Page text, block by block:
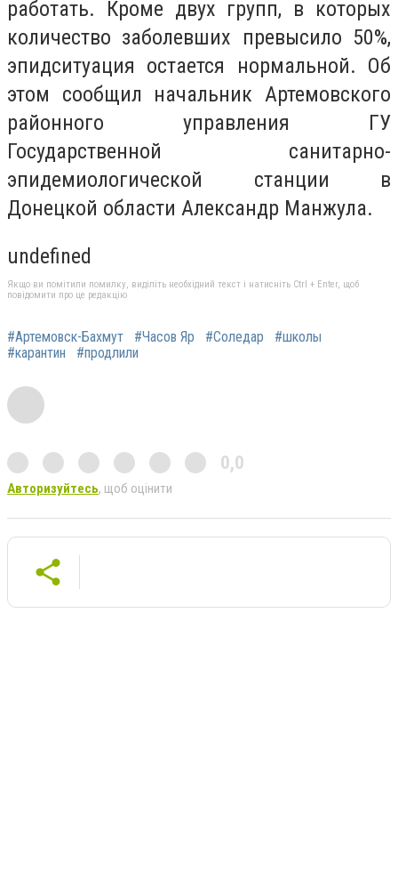
работать. Кроме двух групп, в которых
количество заболевших превысило 50%,
эпидситуация остается нормальной. Об
этом сообщил начальник Артемовского
районного управления ГУ
Государственной санитарно-
эпидемиологической станции в
Донецкой области Александр Манжула.
undefined
Якщо ви помітили помилку, виділіть необхідний текст і натисніть Ctrl + Enter, щоб
повідомити про це редакцію
#Артемовск-Бахмут #Часов Яр #Соледар
#школы
#карантин
#продлили
0,0
Авторизуйтесь, щоб оцінити